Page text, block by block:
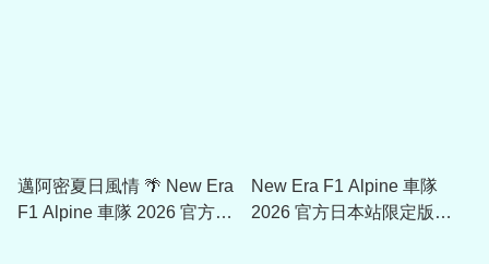
邁阿密夏日風情 🌴 New Era
F1 Alpine 車隊 2026 官方邁
New Era F1 Alpine 車隊
2026 官方日本站限定版